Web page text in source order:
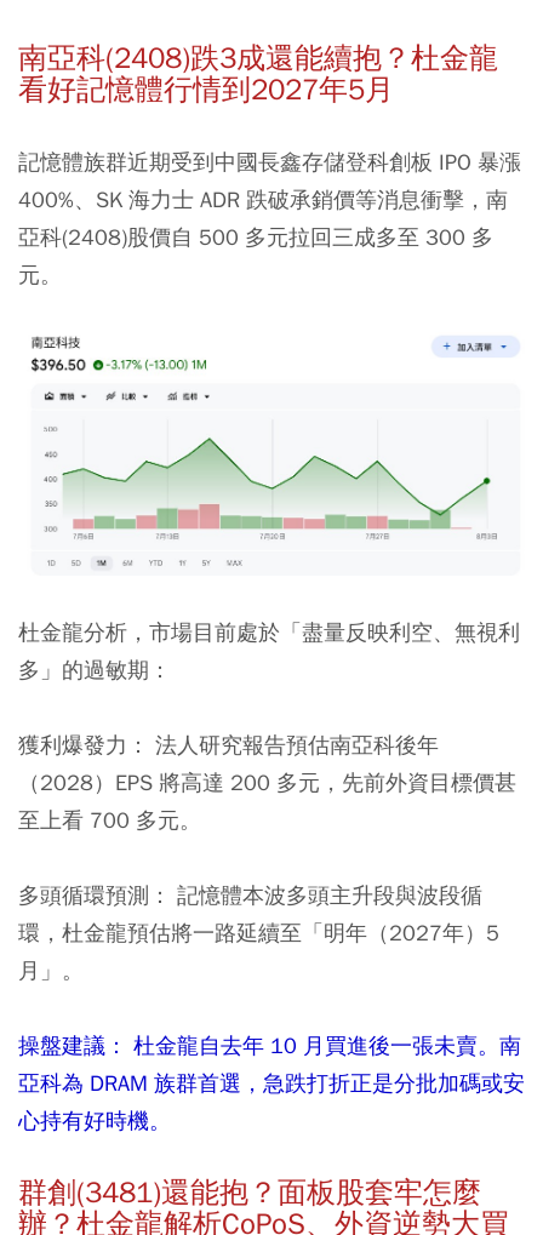
南亞科(2408)跌3成還能續抱？杜金龍
看好記憶體行情到2027年5月
記憶體族群近期受到中國長鑫存儲登科創板 IPO 暴漲
400%、SK 海力士 ADR 跌破承銷價等消息衝擊，南
亞科(2408)股價自 500 多元拉回三成多至 300 多
元。
杜金龍分析，市場目前處於「盡量反映利空、無視利
多」的過敏期：
獲利爆發力： 法人研究報告預估南亞科後年
（2028）EPS 將高達 200 多元，先前外資目標價甚
至上看 700 多元。
多頭循環預測： 記憶體本波多頭主升段與波段循
環，杜金龍預估將一路延續至「明年（2027年）5
月」。
操盤建議： 杜金龍自去年 10 月買進後一張未賣。南
亞科為 DRAM 族群首選，急跌打折正是分批加碼或安
心持有好時機。
群創(3481)還能抱？面板股套牢怎麼
辦？杜金龍解析CoPoS、外資逆勢大買